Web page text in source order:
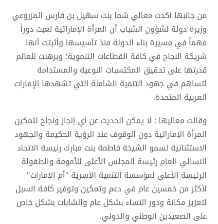
من جانبها أكدت معالي شما بنت سهيل بن فارس المزروعي
وزيرة دولة لشؤون الشباب أن المرأة الإماراتية لعبت دوراً
مهماً في مسيرة بناء الدولة منذ تأسيسها وأثبتت أنها
شريكة النجاح في كافة القطاعات التنموية؛ وبرهنت للعالم
قدرتها على تحقيق المكتسبات النوعية والمستدامة
لتساهم في جهود التنمية الشاملة التي تشهدها الإمارات
العربية المتحدة.
وقالت معاليها : لا يمكن الحديث عن أي إنجاز ونجاح لتمكين
المرأة الإماراتية دون الوقوف عند الرؤية الحكيمة والجهود
الاستثنائية لسمو الشيخة فاطمة بنت مبارك رئيسة الاتحاد
النسائي العام رئيسة المجلس الأعلى للأمومة والطفولة
الرئيسة الأعلى لمؤسسة التنمية الأسرية "أم الإمارات"
لأكثر من خمسين عام في دعم وتمكين وتوفير كافة السبل
لتعزيز مكانة ودور النساء بشكل عام والشابات بشكل خاص
على الصعيدين الوطني والدولي.